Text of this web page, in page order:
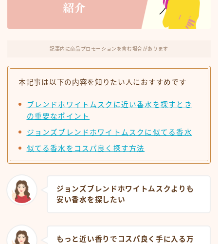
記事内に商品プロモーションを含む場合があります
本記事は以下の内容を知りたい人におすすめです
ブレンドホワイトムスクに近い香水を探すとき
の重要なポイント
ジョンズブレンドホワイトムスクに似てる香水
似てる香水をコスパ良く探す方法
ジョンズブレンドホワイトムスクよりも
安い香水を探したい
もっと近い香りでコスパ良く手に入る万